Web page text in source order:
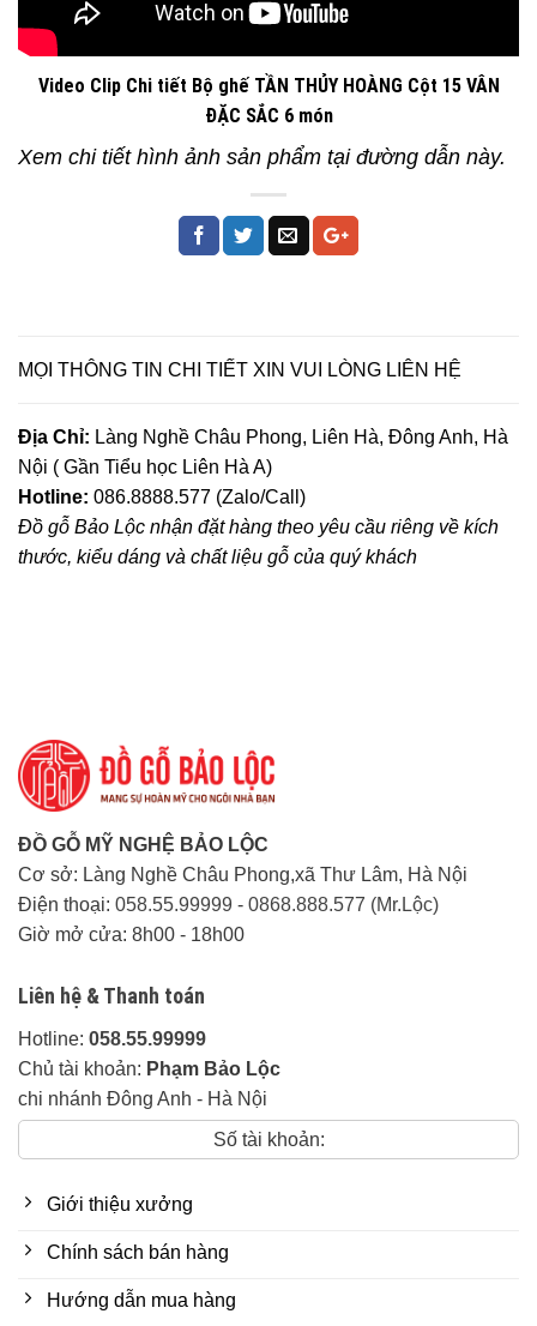
Video Clip Chi tiết Bộ ghế TẦN THỦY HOÀNG Cột 15 VÂN
ĐẶC SẮC 6 món
Xem chi tiết hình ảnh sản phẩm tại đường dẫn này.
MỌI THÔNG TIN CHI TIẾT XIN VUI LÒNG LIÊN HỆ
Địa Chỉ: Làng Nghề Châu Phong, Liên Hà, Đông Anh, Hà
Nội ( Gần Tiểu học Liên Hà A)
Hotline: 086.8888.577 (Zalo/Call)
Đồ gỗ Bảo Lộc nhận đặt hàng theo yêu cầu riêng về kích
thước, kiểu dáng và chất liệu gỗ của quý khách
ĐỒ GỖ MỸ NGHỆ BẢO LỘC
Cơ sở: Làng Nghề Châu Phong,xã Thư Lâm, Hà Nội
Điện thoại: 058.55.99999 - 0868.888.577 (Mr.Lộc)
Giờ mở cửa: 8h00 - 18h00
Liên hệ & Thanh toán
Hotline: 058.55.99999
Chủ tài khoản: Phạm Bảo Lộc
chi nhánh Đông Anh - Hà Nội
Số tài khoản:
Giới thiệu xưởng
Chính sách bán hàng
Hướng dẫn mua hàng